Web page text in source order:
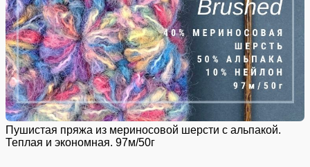
Пушистая пряжа из мериносовой шерсти с альпакой.
Теплая и экономная. 97м/50г